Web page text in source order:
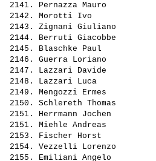
2141. Pernazza Mauro
2142. Morotti Ivo
2143. Zignani Giuliano
2144. Berruti Giacobbe
2145. Blaschke Paul
2146. Guerra Loriano
2147. Lazzari Davide
2148. Lazzari Luca
2149. Mengozzi Ermes
2150. Schlereth Thomas
2151. Herrmann Jochen
2151. Miehle Andreas
2153. Fischer Horst
2154. Vezzelli Lorenzo
2155. Emiliani Angelo